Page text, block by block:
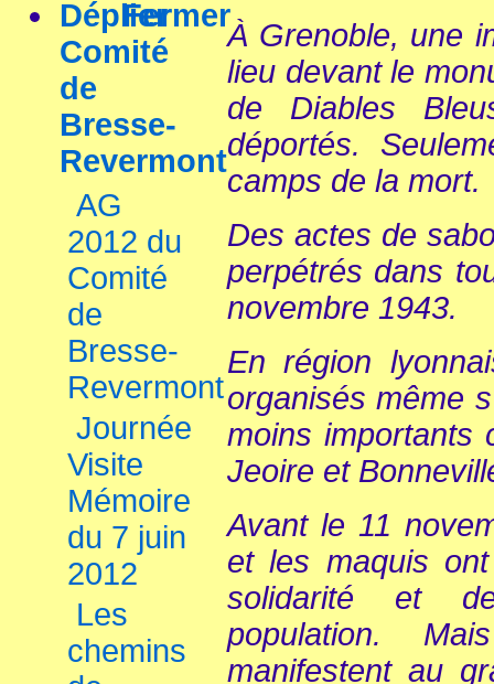
Comité
de
Bresse-
Revermont
AG
2012 du
Comité
de
Bresse-
Revermont
Journée
Visite
Mémoire
du 7 juin
2012
Les
chemins
À Grenoble, une
lieu devant le
de Diables
déportés.
camps de la mort.
Des actes de
perpétrés dans
novembre 1943.
En région
organisés même
moins importants
Jeoire et
Avant le 11
et les maquis
solidarité et
population.
manifestent au